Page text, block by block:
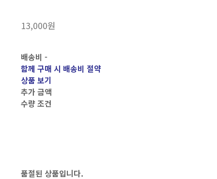
13,000원
배송비 -
함께 구매 시 배송비 절약
상품 보기
추가 금액
수량 조건
품절된 상품입니다.